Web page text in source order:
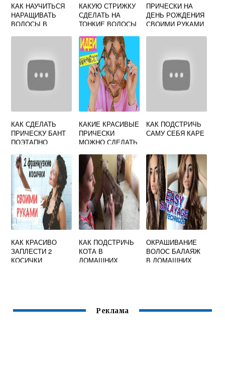
КАК НАУЧИТЬСЯ
НАРАЩИВАТЬ
ВОЛОСЫ В
КАКУЮ СТРИЖКУ
СДЕЛАТЬ НА
ТОНКИЕ ВОЛОСЫ
В 40 ЛЕТ
ПРИЧЕСКИ НА
ДЕНЬ РОЖДЕНИЯ
СВОИМИ РУКАМИ
КАК СДЕЛАТЬ
ПРИЧЕСКУ БАНТ
ПОЭТАПНО
КАКИЕ КРАСИВЫЕ
ПРИЧЕСКИ
МОЖНО СДЕЛАТЬ
КАК ПОДСТРИЧЬ
САМУ СЕБЯ КАРЕ
КАК КРАСИВО
ЗАПЛЕСТИ 2
КОСИЧКИ
КАК ПОДСТРИЧЬ
КОТА В
ДОМАШНИХ
ОКРАШИВАНИЕ
ВОЛОС БАЛАЯЖ
В ДОМАШНИХ
Реклама